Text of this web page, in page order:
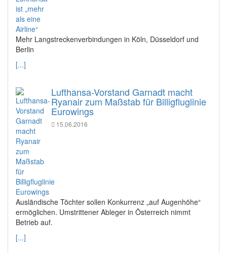
Mehr Langstreckenverbindungen in Köln, Düsseldorf und
Berlin
[...]
Lufthansa-Vorstand Garnadt macht
Ryanair zum Maßstab für Billigfluglinie
Eurowings
15.06.2016
Ausländische Töchter sollen Konkurrenz „auf Augenhöhe“
ermöglichen. Umstrittener Ableger in Österreich nimmt
Betrieb auf.
[...]